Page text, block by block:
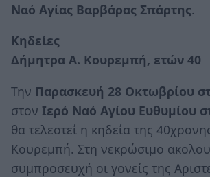
Ναό Αγίας Βαρβάρας Σπάρτης.
Κηδείες
Δήμητρα Α. Κουρεμπή, ετών 40
Την Παρασκευή 28 Οκτωβρίου
στον Ιερό Ναό Αγίου Ευθυμίου
θα τελεστεί η κηδεία της
Κουρεμπή. Στη νεκρώσιμο
συμπροσευχή οι γονείς της